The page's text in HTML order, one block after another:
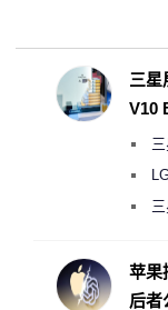
三星
V10
月销
偷偷
度
苹果
后者